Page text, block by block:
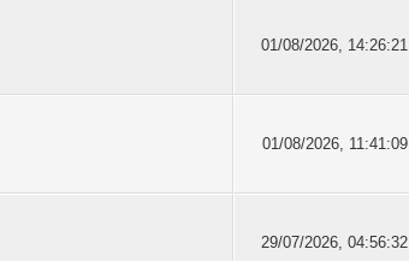
01/08/2026, 14:26:21
01/08/2026, 11:41:09
29/07/2026, 04:56:32